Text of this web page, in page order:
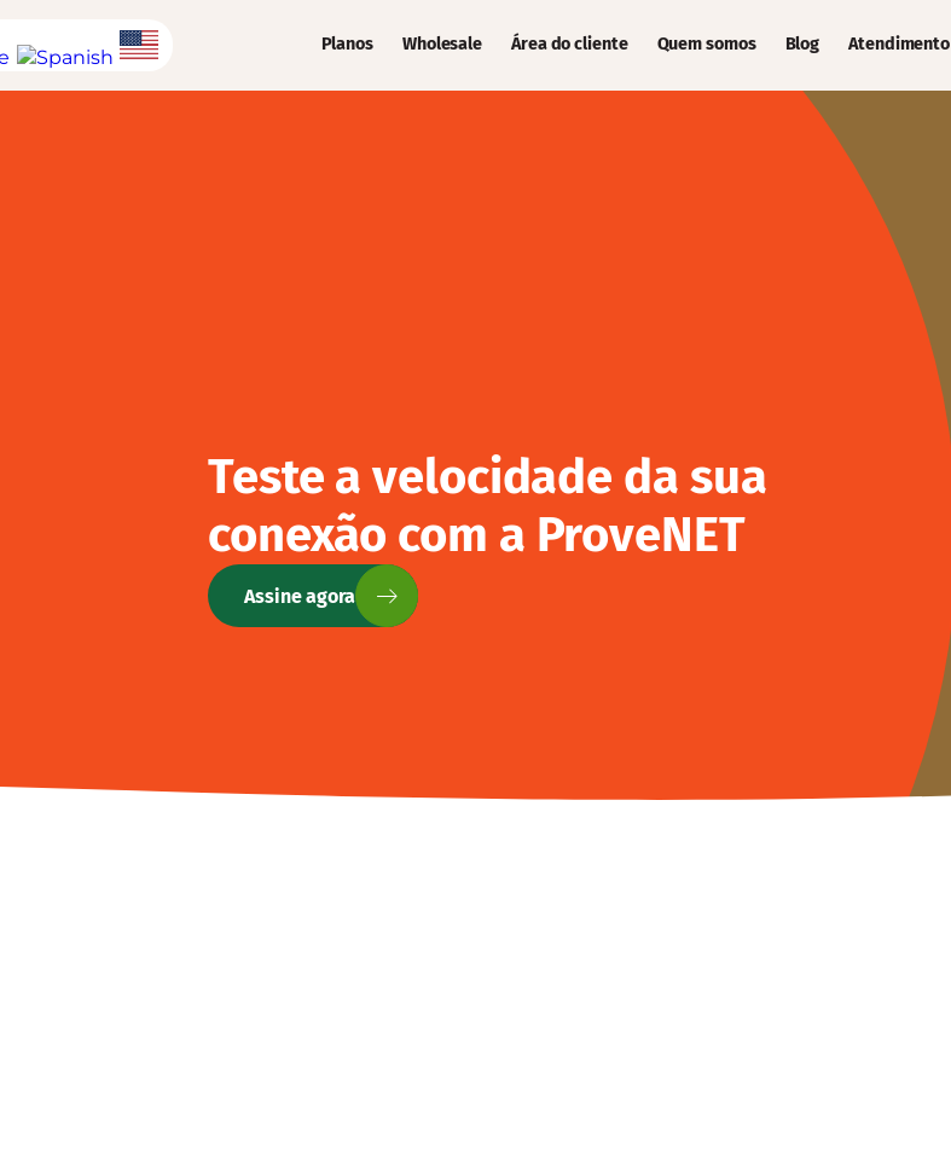
Planos Wholesale Área do cliente Quem somos Blog Atendimento
Teste a velocidade da sua
conexão com a ProveNET
Assine agora